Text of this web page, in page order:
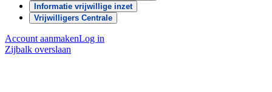
Informatie vrijwillige inzet
Vrijwilligers Centrale
Account aanmakenLog in
Zijbalk overslaan